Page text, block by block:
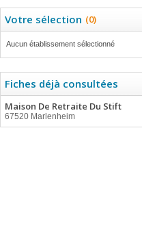
Votre sélection (0)
Aucun établissement sélectionné
Fiches déjà consultées
Maison De Retraite Du Stift
67520 Marlenheim